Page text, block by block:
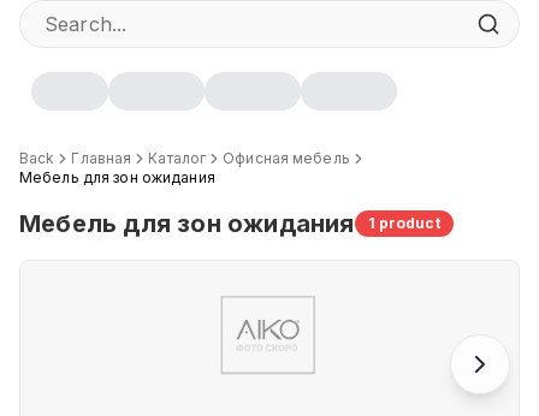
Back Главная Каталог
Офисная мебель
Мебель для зон ожидания
Мебель для зон ожидания 1 product